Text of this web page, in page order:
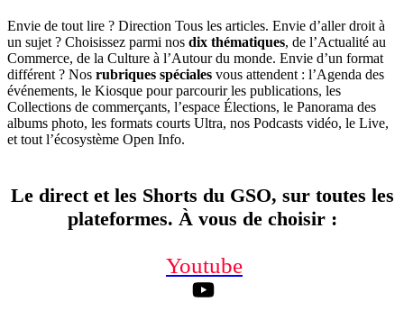
Envie de tout lire ? Direction Tous les articles. Envie d’aller droit à
un sujet ? Choisissez parmi nos dix thématiques, de l’Actualité au
Commerce, de la Culture à l’Autour du monde. Envie d’un format
différent ? Nos rubriques spéciales vous attendent : l’Agenda des
événements, le Kiosque pour parcourir les publications, les
Collections de commerçants, l’espace Élections, le Panorama des
albums photo, les formats courts Ultra, nos Podcasts vidéo, le Live,
et tout l’écosystème Open Info.
Le direct et les Shorts du GSO, sur toutes les
plateformes. À vous de choisir:
Youtube